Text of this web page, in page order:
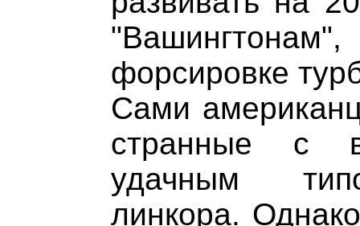
форсировке
Сами
странные с
удачным
линкора.